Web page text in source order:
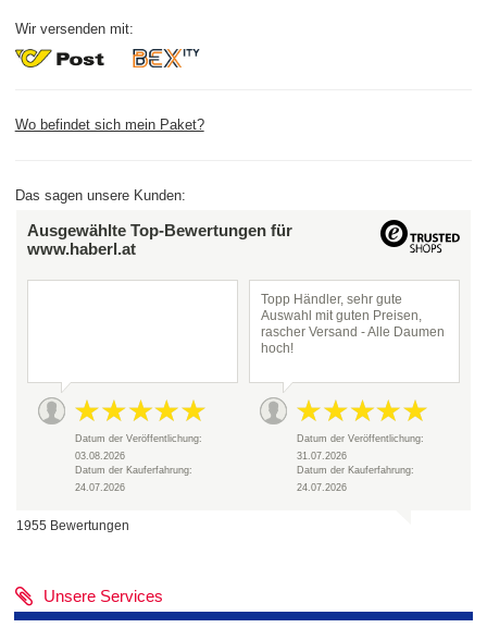
Wir versenden mit:
Wo befindet sich mein Paket?
Das sagen unsere Kunden:
Ausgewählte Top-Bewertungen für
www.haberl.at
Datum der Veröffentlichung:
03.08.2026
Datum der Kauferfahrung:
24.07.2026
Topp Händler, sehr gute
Auswahl mit guten Preisen,
rascher Versand - Alle Daumen
hoch!
Datum der Veröffentlichung:
31.07.2026
Datum der Kauferfahrung:
24.07.2026
1955 Bewertungen
Unsere Services